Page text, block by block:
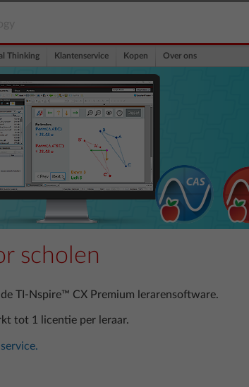
Thinking Klantenservice Kopen Over ons
scholen
TI-Nspire™ CX Premium lerarensoftware.
tot 1 licentie per leraar.